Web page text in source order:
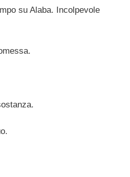
su Alaba. Incolpevole